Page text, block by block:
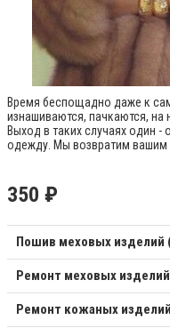
Время беспощадно даже к
изнашиваются, пачкаются, на
Выход в таких случаях один
одежду. Мы возвратим
350 ₽
Пошив меховых изделий
Ремонт меховых
Ремонт кожаных